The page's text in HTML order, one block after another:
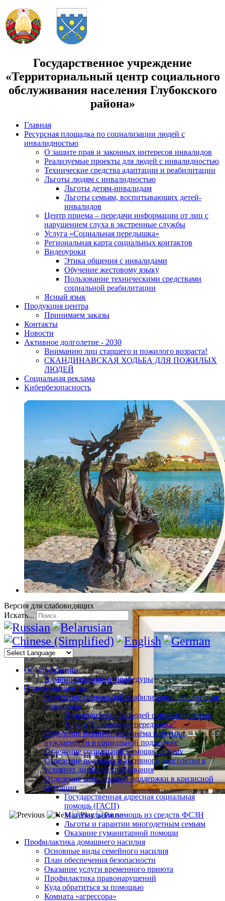
Государственное учреждение
«Территориальный центр социального
обслуживания населения Глубокского
района»
Главная
Ресурсная площадка по социализации людей с
инвалидностью
О защите прав и законных интересов инвалидов
Реализуемые проекты для людей с инвалидностью
Технические средства адаптации и реабилитации
Льготы людям с инвалидностью
Льготы детям-инвалидам
Льготы семьям, воспитывающих детей-
инвалидов
Центр приема – передачи информации от лиц с
нарушением слуха в экстренные службы
Услуга «Социальная передышка»
Региональная карта социальных контактов
Видеоуроки
Этика общения с инвалидами
Обучение жестовому языку
Пользование техническими средствами
социальной реабилитации
Ясный язык
Продукция центра
Принимаем заказы
Контакты
Новости
Активное долголетие - 2030
Вниманию лиц старшего и пожилого возраста!
CКАНДИНАВСКАЯ ХОДЬБА ДЛЯ ПОЖИЛЫХ
ЛЮДЕЙ
Социальная реклама
Кибербезопасность
Версия для слабовидящих
Искать...
Об учреждении
Административные процедуры
Отделения центра
Отделение социальной реабилитации, абилитации
инвалидов
Путеводитель для людей с инвалидностью
Услуга"Социальная передышка"
Отделение первичного приёма и оценки
нуждаемости в социальной поддержке
Отделение социальной помощи на дому
Отделение поддержки активного долголетия в
условиях дневного пребывания
Отделение комплексной поддержки в кризисной
ситуации
Государственная адресная социальная
помощь (ГАСП)
Материальная помощь из средств ФСЗН
Льготы и гарантии многодетным семьям
Оказание гуманитарной помощи
Профилактика домашнего насилия
Основные виды семейного насилия
План обеспечения безопасности
Оказание услуги временного приюта
Профилактика правонарушений
Куда обратиться за помощью
Комната «агрессора»